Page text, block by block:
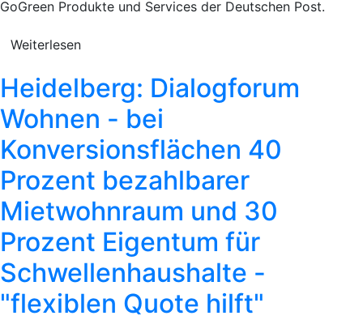
GoGreen Produkte und Services der Deutschen Post.
Weiterlesen
Heidelberg: Dialogforum
Wohnen - bei
Konversionsflächen 40
Prozent bezahlbarer
Mietwohnraum und 30
Prozent Eigentum für
Schwellenhaushalte -
"flexiblen Quote hilft"